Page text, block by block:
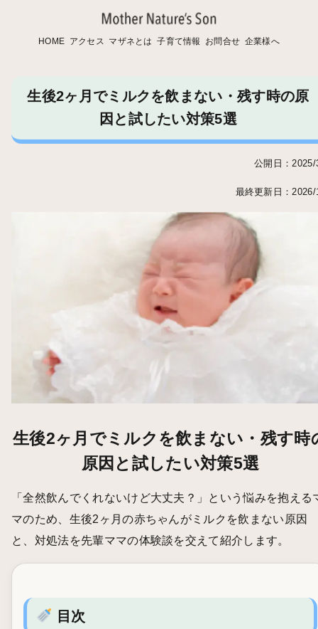
HOME アクセス マザネとは 子育て情報 お問合せ 企業様へ
生後2ヶ月でミルクを飲まない・残す時の原
因と試したい対策5選
公開日：2025/
最終更新日：2026/
生後2ヶ月でミルクを飲まない・残す時
原因と試したい対策5選
「全然飲んでくれないけど大丈夫？」という悩みを抱える
マのため、生後2ヶ月の赤ちゃんがミルクを飲まない原因
と、対処法を先輩ママの体験談を交えて紹介します。
目次